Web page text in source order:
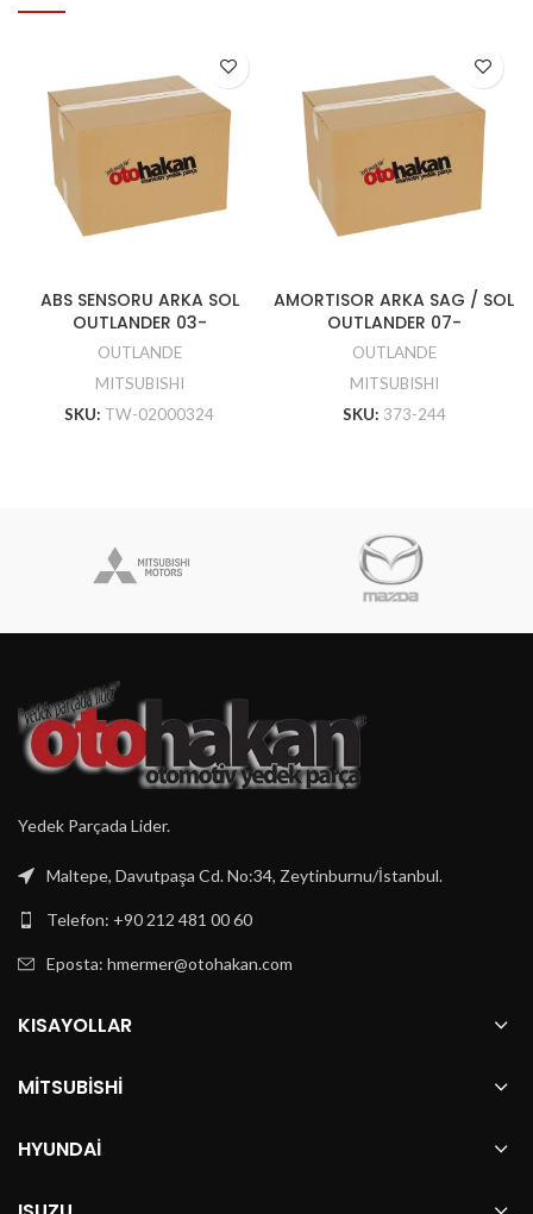
ABS SENSORU ARKA SOL
OUTLANDER 03-
OUTLANDE
MITSUBISHI
SKU: TW-02000324
AMORTISOR ARKA SAG / SOL
OUTLANDER 07-
OUTLANDE
MITSUBISHI
SKU: 373-244
Yedek Parçada Lider.
Maltepe, Davutpaşa Cd. No:34, Zeytinburnu/İstanbul.
Telefon: +90 212 481 00 60
Eposta: hmermer@otohakan.com
KISAYOLLAR
MITSUBISHI
HYUNDAI